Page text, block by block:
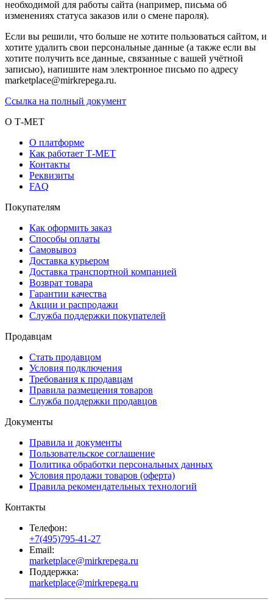
необходимой для работы сайта (например, письма об
изменениях статуса заказов или о смене пароля).
Если вы решили, что больше не хотите пользоваться сайтом, и
хотите удалить свои персональные данные (а также если вы
хотите получить все данные, связанные с вашей учётной
записью), напишите нам электронное письмо по адресу
marketplace@mirkrepega.ru.
Ссылка на полный документ
О Т-МЕТ
О платформе
Как работает Т-МЕТ
Контакты
Реквизиты
FAQ
Покупателям
Как оформить заказ
Способы оплаты
Самовывоз
Доставка курьером
Доставка транспортной компанией
Возврат товара
Гарантии качества
Акции и распродажи
Служба поддержки покупателей
Продавцам
Стать продавцом
Условия подключения
Требования к продавцам
Правила размещения товаров
Служба поддержки продавцов
Документы
Правила и документы
Пользовательское соглашение
Политика обработки персональных данных
Условия продажи товаров (оферта)
Правила рекомендательных технологий
Контакты
Телефон:
+7(495)795-41-27
Email:
marketplace@mirkrepega.ru
Поддержка:
marketplace@mirkrepega.ru